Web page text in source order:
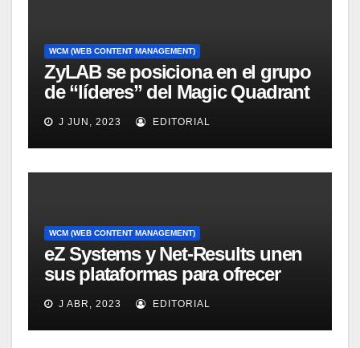
WCM (WEB CONTENT MANAGEMENT)
ZyLAB se posiciona en el grupo
de “líderes” del Magic Quadrant
for Information Access
Technology, 2008
J JUN, 2023 EDITORIAL
WCM (WEB CONTENT MANAGEMENT)
eZ Systems y Net-Results unen
sus plataformas para ofrecer
solución mejorada de gestión
del customer experience
J ABR, 2023 EDITORIAL